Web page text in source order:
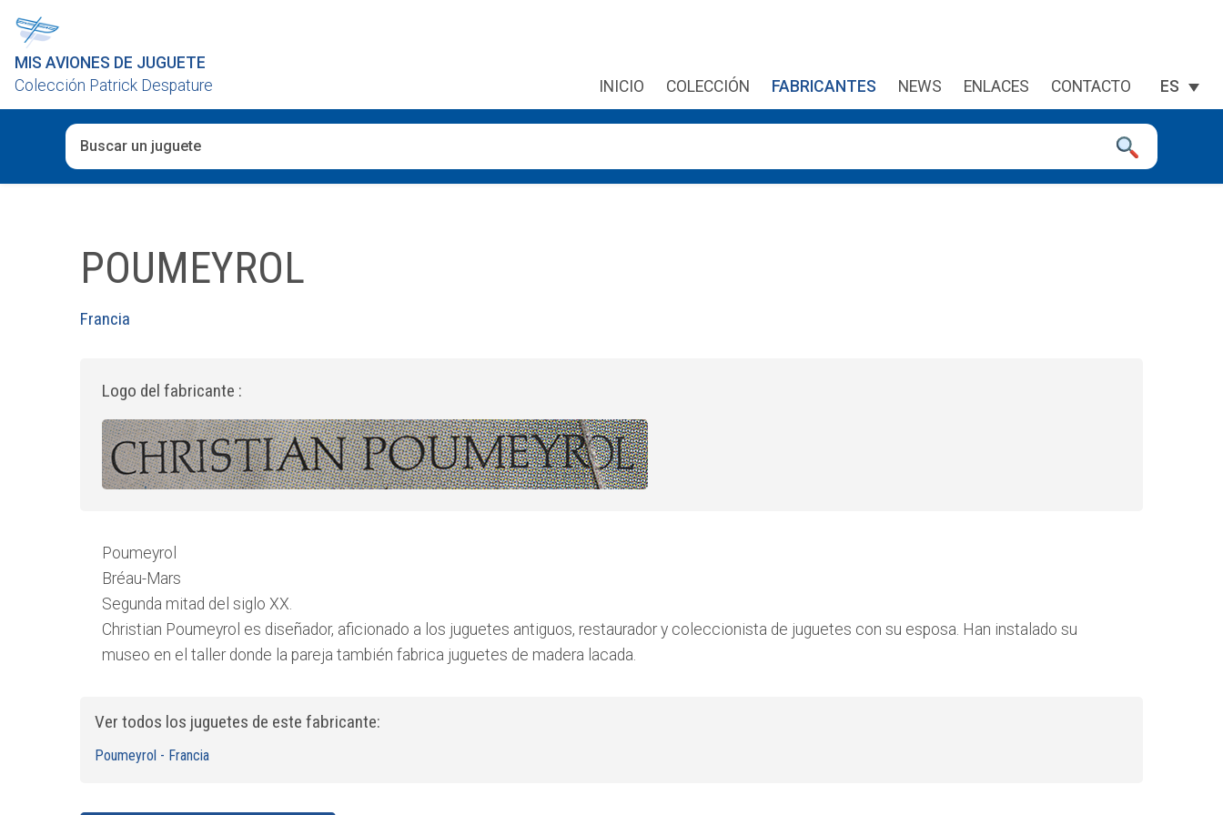
MIS AVIONES DE JUGUETE
Colección Patrick Despature
INICIO COLECCIÓN FABRICANTES NEWS ENLACES CONTACTO ES
POUMEYROL
Francia
Logo del fabricante :
Poumeyrol
Bréau-Mars
Segunda mitad del siglo XX.
Christian Poumeyrol es diseñador, aficionado a los juguetes antiguos, restaurador y coleccionista de juguetes con su esposa. Han instalado su
museo en el taller donde la pareja también fabrica juguetes de madera lacada.
Ver todos los juguetes de este fabricante:
Poumeyrol - Francia